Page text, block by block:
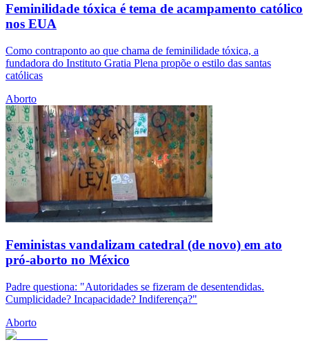
Feminilidade tóxica é tema de acampamento católico
nos EUA
Como contraponto ao que chama de feminilidade tóxica, a
fundadora do Instituto Gratia Plena propõe o estilo das santas
católicas
Aborto
Feministas vandalizam catedral (de novo) em ato
pró-aborto no México
Padre questiona: "Autoridades se fizeram de desentendidas.
Cumplicidade? Incapacidade? Indiferença?"
Aborto